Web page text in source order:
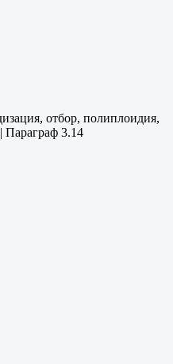
отбор, полиплоидия,
Параграф 3.14